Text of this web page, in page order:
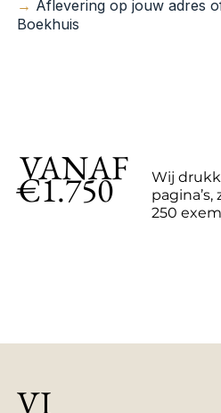
→ Aflevering op jouw adres
Boekhuis
VANAF
€1.750
Wij
250
VI